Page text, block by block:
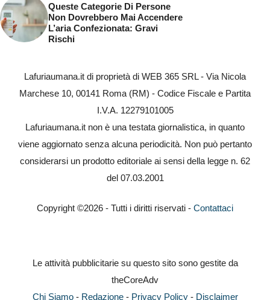
Queste Categorie Di Persone
Non Dovrebbero Mai Accendere
L’aria Confezionata: Gravi
Rischi
Lafuriaumana.it di proprietà di WEB 365 SRL - Via Nicola
Marchese 10, 00141 Roma (RM) - Codice Fiscale e Partita
I.V.A. 12279101005
Lafuriaumana.it non è una testata giornalistica, in quanto
viene aggiornato senza alcuna periodicità. Non può pertanto
considerarsi un prodotto editoriale ai sensi della legge n. 62
del 07.03.2001
Copyright ©2026 - Tutti i diritti riservati - Contattaci
Le attività pubblicitarie su questo sito sono gestite da
theCoreAdv
Chi Siamo- Redazione- Privacy Policy- Disclaimer